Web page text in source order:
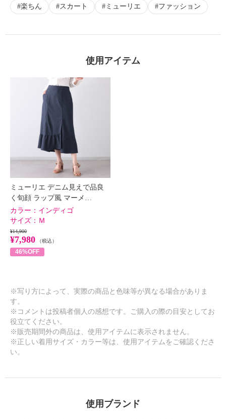
楽ちん
スカート ミューリエ ファッション
使用アイテム
ミューリエ デニム見えで品良
く旬顔 ラップ風 マーメ…
カラー： インディゴ
サイズ： Ｍ
¥14,900
¥7,980 （税込）
46%OFF
※写り方によって、実際の商品と色味等が異なる場合がありま
す。
※コメントは投稿者個人の感想です。ご購入の際の目安としてお
役立てください。
※販売期間外の商品は、使用アイテムに表示されません。
※正しい着用サイズ・カラー等は、使用アイテムをご確認くださ
い。
使用ブランド